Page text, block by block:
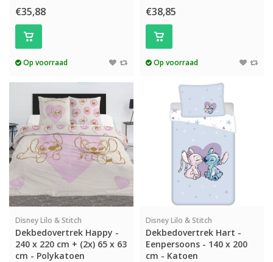
€35,88
Op voorraad
€38,85
Op voorraad
Disney Lilo & Stitch
Dekbedovertrek Happy -
240 x 220 cm + (2x) 65 x 63
cm - Polykatoen
Disney Lilo & Stitch
Dekbedovertrek Hart -
Eenpersoons - 140 x 200
cm - Katoen